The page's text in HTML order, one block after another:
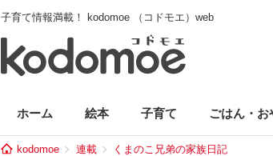
子育て情報満載！ kodomoe （コドモエ）web
ホーム 絵本 子育て ごはん・お
kodomoe 連載 くまのこ兄弟の家族日記